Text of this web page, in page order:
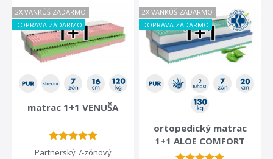
2X VANKÚŠ ZADARMO
DOPRAVA ZADARMO
matrac 1+1 VENUŠA
Partnerský 7-zónový
2X VANKÚŠ ZADARMO
DOPRAVA ZADARMO
ortopedický matrac
1+1 ALOE COMFORT